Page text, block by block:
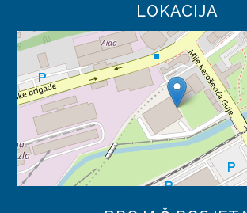
LOKACIJA
JAVNE NABAVKE
PLAN JAVNIH NABAVKI
ODLUKE O IZBORU
ZAKONI